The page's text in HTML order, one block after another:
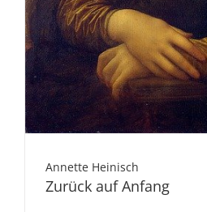
Annette Heinisch
Zurück auf Anfang